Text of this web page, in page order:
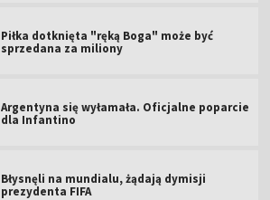
Piłka dotknięta "ręką Boga" może być
sprzedana za miliony
Argentyna się wyłamała. Oficjalne poparcie
dla Infantino
Błysnęli na mundialu, żądają dymisji
prezydenta FIFA